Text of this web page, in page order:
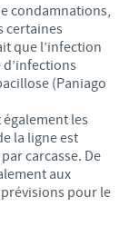
condamnations,
certaines
que l’infection
(Paniago
les
la ligne est
carcasse. De
aux
pour le